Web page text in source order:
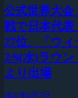
公式世界大会
戦で日本代表
27位、「ウィ
2/9(水)ラウン
より出場
2021年2月7日